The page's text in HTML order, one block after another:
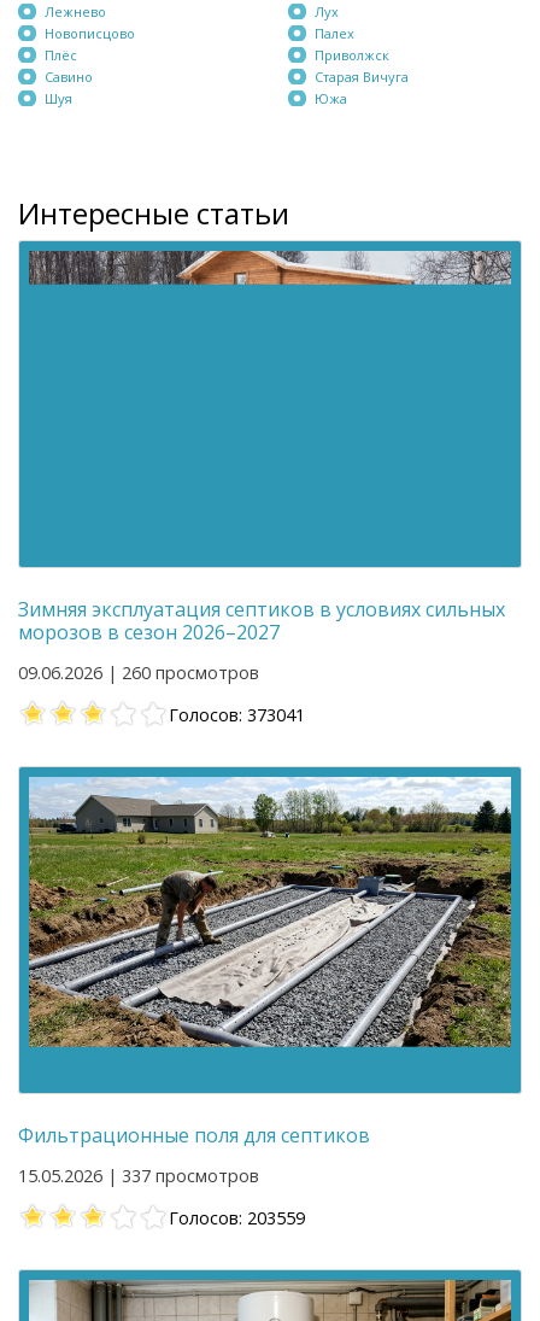
Лежнево
Новописцово
Плёс
Савино
Шуя
Лух
Палех
Приволжск
Старая Вичуга
Южа
Интересные статьи
Зимняя эксплуатация септиков в условиях сильных
морозов в сезон 2026–2027
09.06.2026 | 260 просмотров
Голосов: 373041
Фильтрационные поля для септиков
15.05.2026 | 337 просмотров
Голосов: 203559